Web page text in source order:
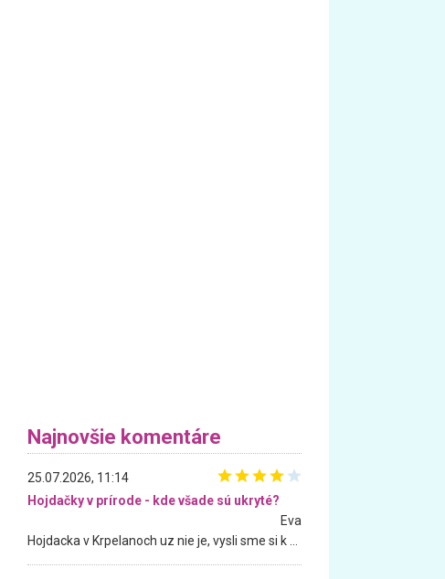
Najnovšie komentáre
25.07.2026, 11:14
Hojdačky v prírode - kde všade sú ukryté?
Eva